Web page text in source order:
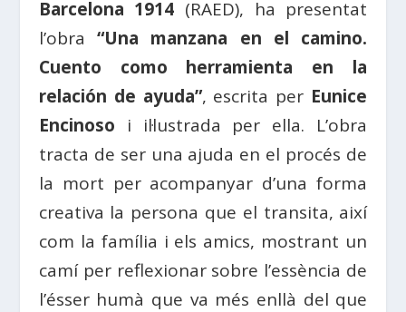
Barcelona 1914 (RAED), ha presentat
l’obra “Una manzana en el camino.
Cuento como herramienta en la
relación de ayuda”, escrita per Eunice
Encinoso i il·lustrada per ella. L’obra
tracta de ser una ajuda en el procés de
la mort per acompanyar d’una forma
creativa la persona que el transita, així
com la família i els amics, mostrant un
camí per reflexionar sobre l’essència de
l’ésser humà que va més enllà del que